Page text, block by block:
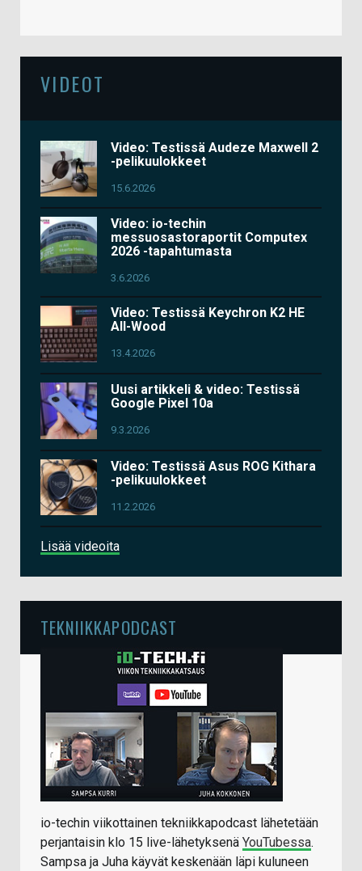
VIDEOT
Video: Testissä Audeze Maxwell 2
-pelikuulokkeet
15.6.2026
Video: io-techin
messuosastoraportit Computex
2026 -tapahtumasta
3.6.2026
Video: Testissä Keychron K2 HE
All-Wood
13.4.2026
Uusi artikkeli & video: Testissä
Google Pixel 10a
9.3.2026
Video: Testissä Asus ROG Kithara
-pelikuulokkeet
11.2.2026
Lisää videoita
TEKNIIKKAPODCAST
io-techin viikottainen tekniikkapodcast lähetetään
perjantaisin klo 15 live-lähetyksenä YouTubessa.
Sampsa ja Juha käyvät keskenään läpi kuluneen